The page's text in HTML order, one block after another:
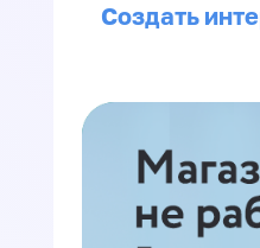
Создать